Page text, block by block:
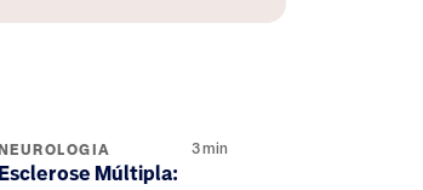
3min
Múltipla: